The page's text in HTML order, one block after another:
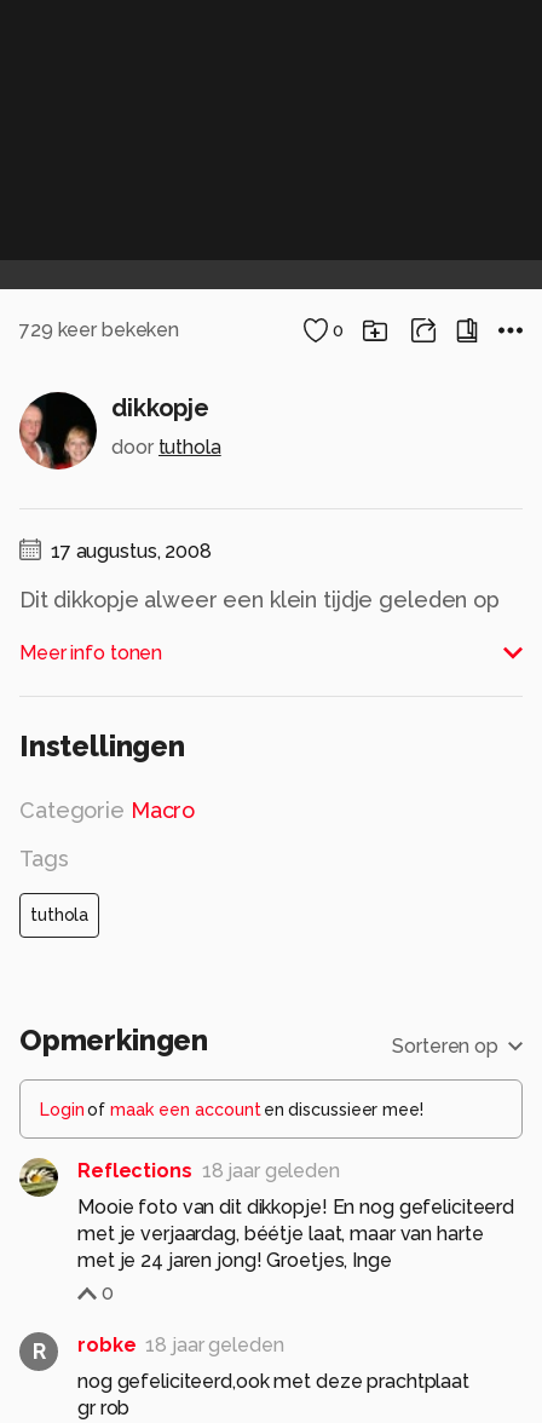
729 keer bekeken 0
dikkopje
door tuthola
17 augustus, 2008
Dit dikkopje alweer een klein tijdje geleden op
iedereen hartstikke bedankt voor de felicitaties
gehad
gr Miranda
Alle rechten voorbehouden
Meer info tonen
Instellingen
Categorie Macro
Tags
tuthola
Opmerkingen Sorteren op
Loginof maak een account en discussieer mee!
Reflections 18 jaar geleden
Mooie foto van dit dikkopje! En nog gefeliciteerd
met je verjaardag, béétje laat, maar van harte
met je 24 jaren jong! Groetjes, Inge
0
R robke 18 jaar geleden
nog gefeliciteerd,ook met deze prachtplaat
gr rob